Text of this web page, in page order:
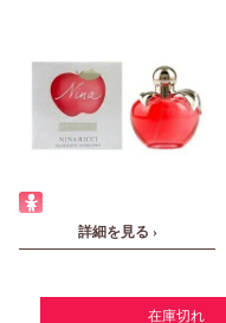
詳細を見る ›
在庫切れ